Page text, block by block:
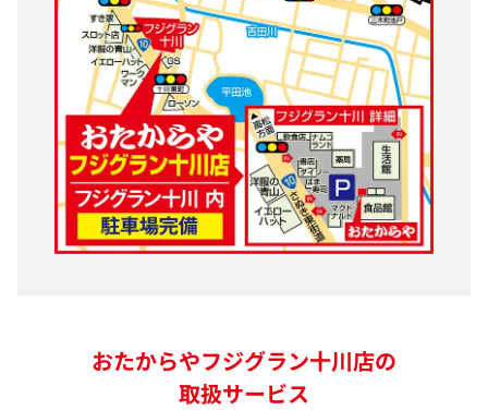
おたからやフジグラン十川店の
取扱サービス